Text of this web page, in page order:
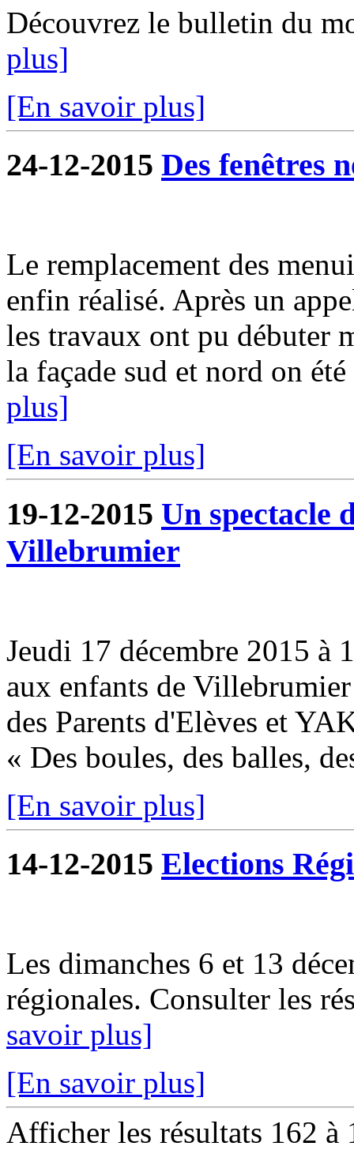
Découvrez le bulletin du
plus]
[En savoir plus]
24-12-2015 Des fenêtres
Le remplacement des
enfin réalisé. Après un
les travaux ont pu débuter
la façade sud et nord on
plus]
[En savoir plus]
19-12-2015 Un spectacle
Villebrumier
Jeudi 17 décembre 2015
aux enfants de
des Parents d'Elèves et
« Des boules, des balles,
[En savoir plus]
14-12-2015 Elections
Les dimanches 6 et 13
régionales. Consulter les
savoir plus]
[En savoir plus]
Afficher les résultats 162 à